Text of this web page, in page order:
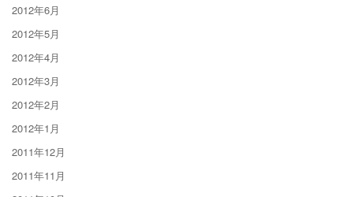
2012年6月
2012年5月
2012年4月
2012年3月
2012年2月
2012年1月
2011年12月
2011年11月